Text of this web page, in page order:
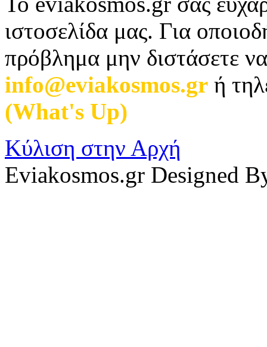
ιστοσελίδα μας. Για
πρόβλημα μην διστάσετε
info@eviakosmos.gr ή
(What's Up)
Κύλιση στην Αρχή
Eviakosmos.gr Designed